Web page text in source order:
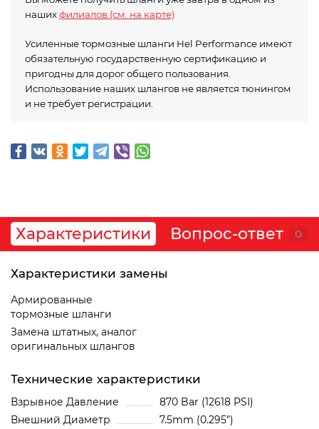
нашихфилиалов (см. на карте)
Усиленные тормозные шланги Hel Performance имеют
обязательную государственную сертификацию и
пригодны для дорог общего пользования.
Использование наших шлангов не является тюнингом
и не требует регистрации.
Характеристики Вопрос-ответ 0
Характеристики замены
Армированные
тормозные шланги
Замена штатных, аналог
оригинальных шлангов
Технические характеристики
Взрывное Давление
870 Bar (12618 PSI)
Внешний Диаметр
7.5mm (0.295")